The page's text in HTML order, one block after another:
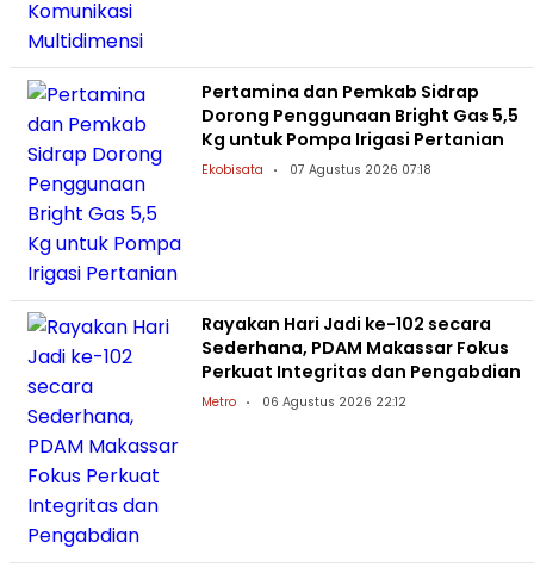
Pertamina dan Pemkab Sidrap
Dorong Penggunaan Bright Gas 5,5
Kg untuk Pompa Irigasi Pertanian
Ekobisata 07 Agustus 2026 07:18
Rayakan Hari Jadi ke-102 secara
Sederhana, PDAM Makassar Fokus
Perkuat Integritas dan Pengabdian
Metro 06 Agustus 2026 22:12